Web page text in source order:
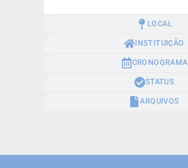
LOCAL
INSTITUIÇÃO
CRONOGRAMA
STATUS
ARQUIVOS